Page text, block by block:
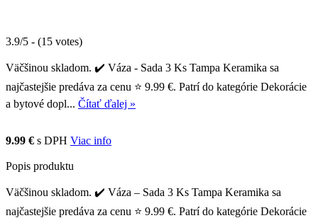
3.9/5 - (15 votes)
Väčšinou skladom. ✔️ Váza - Sada 3 Ks Tampa Keramika sa
najčastejšie predáva za cenu ⭐ 9.99 €. Patrí do kategórie Dekorácie
a bytové dopl... Čítať ďalej »
9.99 € s DPH Viac info
Popis produktu
Väčšinou skladom. ✔️ Váza – Sada 3 Ks Tampa Keramika sa
najčastejšie predáva za cenu ⭐ 9.99 €. Patrí do kategórie Dekorácie